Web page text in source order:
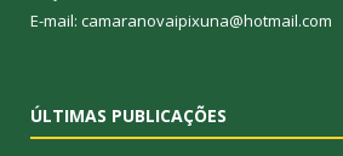
E-mail: camaranovaipixuna@hotmail.com
ÚLTIMAS PUBLICAÇÕES